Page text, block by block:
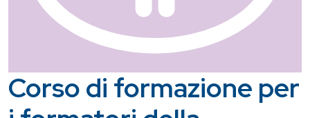
Corso di formazione per